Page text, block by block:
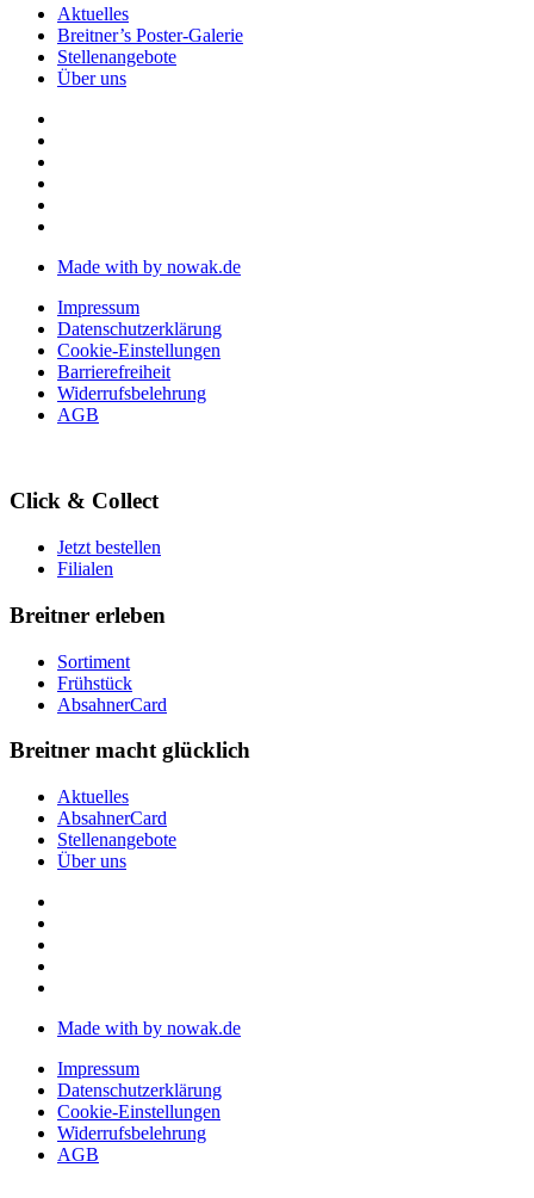
Aktuelles
Breitner’s Poster-Galerie
Stellenangebote
Über uns
Made with by nowak.de
Impressum
Datenschutzerklärung
Cookie-Einstellungen
Barrierefreiheit
Widerrufsbelehrung
AGB
Click & Collect
Jetzt bestellen
Filialen
Breitner erleben
Sortiment
Frühstück
AbsahnerCard
Breitner macht glücklich
Aktuelles
AbsahnerCard
Stellenangebote
Über uns
Made with by nowak.de
Impressum
Datenschutzerklärung
Cookie-Einstellungen
Widerrufsbelehrung
AGB